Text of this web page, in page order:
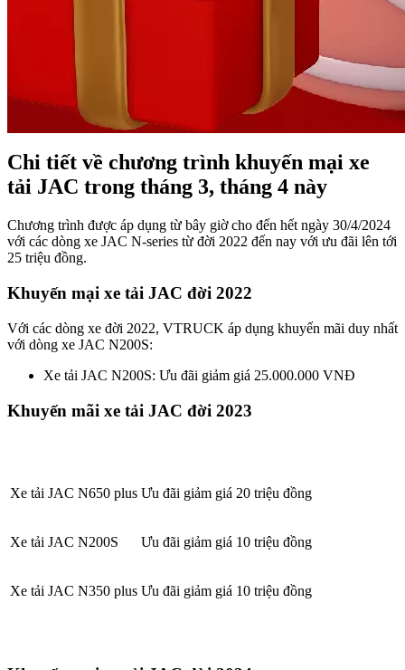
Chi tiết về chương trình khuyến mại xe
tải JAC trong tháng 3, tháng 4 này
Chương trình được áp dụng từ bây giờ cho đến hết ngày 30/4/2024
với các dòng xe JAC N-series từ đời 2022 đến nay với ưu đãi lên tới
25 triệu đồng.
Khuyến mại xe tải JAC đời 2022
Với các dòng xe đời 2022, VTRUCK áp dụng khuyến mãi duy nhất
với dòng xe JAC N200S:
Xe tải JAC N200S: Ưu đãi giảm giá 25.000.000 VNĐ
Khuyến mãi xe tải JAC đời 2023
Xe tải JAC N650 plus Ưu đãi giảm giá 20 triệu đồng
Xe tải JAC N200S Ưu đãi giảm giá 10 triệu đồng
Xe tải JAC N350 plus Ưu đãi giảm giá 10 triệu đồng